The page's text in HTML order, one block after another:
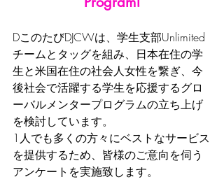
DこのたびDJCWは、学生支部Unlimited
チームとタッグを組み、日本在住の学
生と米国在住の社会人女性を繋ぎ、今
後社会で活躍する学生を応援するグロ
ーバルメンタープログラムの立ち上げ
を検討しています。
1人でも多くの方々にベストなサービス
を提供するため、皆様のご意向を伺う
アンケートを実施致します。